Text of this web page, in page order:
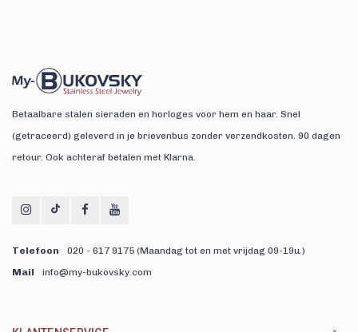
Betaalbare stalen sieraden en horloges voor hem en haar. Snel
(getraceerd) geleverd in je brievenbus zonder verzendkosten. 90 dagen
retour. Ook achteraf betalen met Klarna.
Telefoon
020 - 617 9175 (Maandag tot en met vrijdag 09-19u.)
Mail
info@my-bukovsky.com